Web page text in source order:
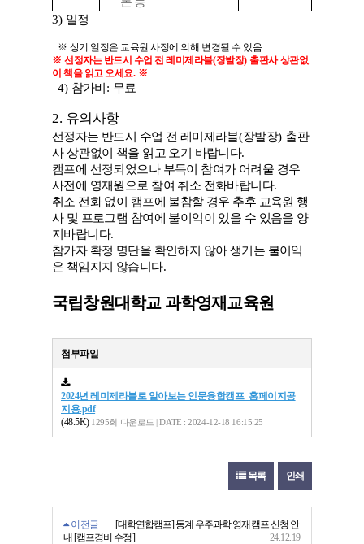
3) 일정
※ 상기 일정은 교육원 사정에 의해 변경될 수 있음
※ 선정자는 반드시 수업 전 레미제라블(장발장) 출판사 상관없
이 책을 읽고 오세요. ※
4) 참가비 : 무료
2. 유의사항
선정자는 반드시 수업 전 레미제라블(장발장) 출판
사 상관없이 책을 읽고 오기 바랍니다.
캠프에 선정되었으나 부득이 참여가 어려울 경우
사전에 영재원으로 참여 취소 전화바랍니다.
취소 전화 없이 캠프에 불참할 경우 추후 교육원 행
사 및 프로그램 참여에 불이익이 있을 수 있음을 양
지바랍니다.
참가자 확정 명단을 확인하지 않아 생기는 불이익
은 책임지지 않습니다.
국립창원대학교 과학영재교육원
첨부파일
2024년 레미제라블로 알아보는 인문융합캠프_홈페이지공
지용.pdf
(48.5K) 1295회 다운로드 | DATE : 2024-12-18 16:15:25
목록 인쇄
이전글
[대학연합캠프] 동계 우주과학 영재캠프 신청 안
내 [캠프경비 수정]
24.12.19